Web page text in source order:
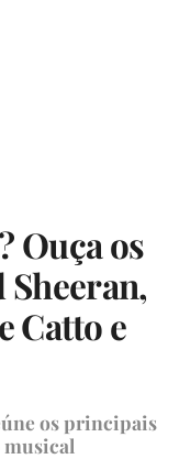
Ouça os
Catto e
os principais
musical